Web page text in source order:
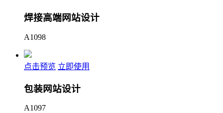
焊接高端网站设计
A1098
点击预览 立即使用
包装网站设计
A1097